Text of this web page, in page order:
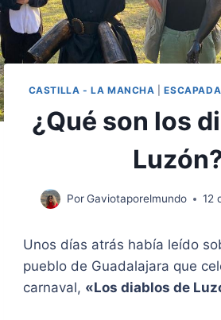
CASTILLA - LA MANCHA |
¿Qué son los
PorGaviotaporelmundo 12
Unos días atrás había leído
pueblo de Guadalajara que
carnaval, «Los diablos de